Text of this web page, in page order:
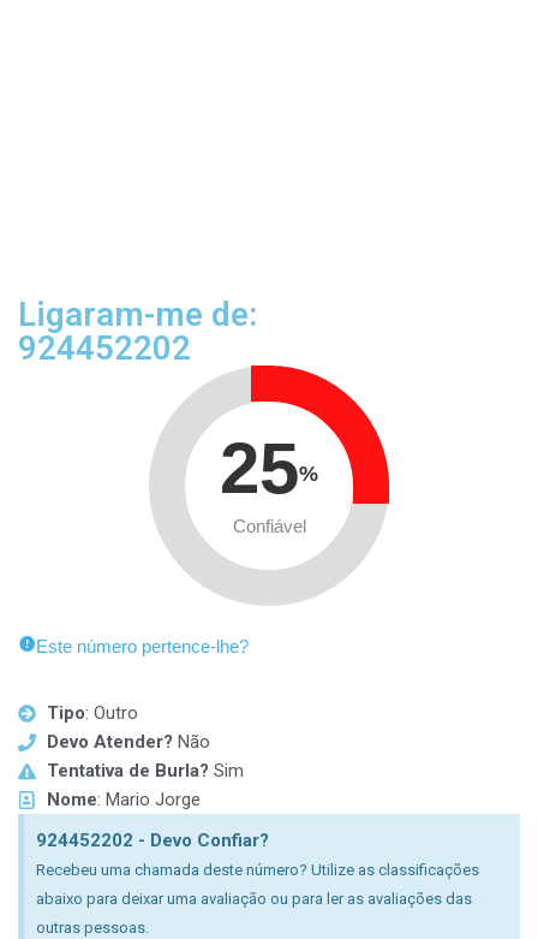
Ligaram-me de:
924452202
25%
Confiável
Este número pertence-lhe?
Tipo: Outro
Devo Atender? Não
Tentativa de Burla? Sim
Nome: Mario Jorge
924452202 - Devo Confiar?
Recebeu uma chamada deste número? Utilize as classificações
abaixo para deixar uma avaliação ou para ler as avaliações das
outras pessoas.